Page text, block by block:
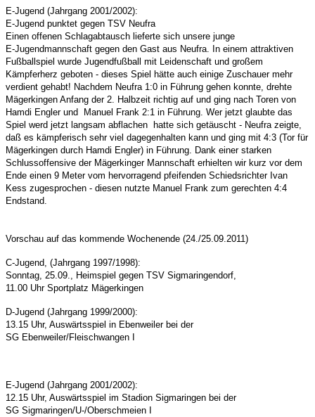
E-Jugend (Jahrgang 2001/2002):
E-Jugend punktet gegen TSV Neufra
Einen offenen Schlagabtausch lieferte sich unsere junge
E-Jugendmannschaft gegen den Gast aus Neufra. In einem attraktiven
Fußballspiel wurde Jugendfußball mit Leidenschaft und großem
Kämpferherz geboten - dieses Spiel hätte auch einige Zuschauer mehr
verdient gehabt! Nachdem Neufra 1:0 in Führung gehen konnte, drehte
Mägerkingen Anfang der 2. Halbzeit richtig auf und ging nach Toren von
Hamdi Engler und Manuel Frank 2:1 in Führung. Wer jetzt glaubte das
Spiel werd jetzt langsam abflachen hatte sich getäuscht - Neufra zeigte,
daß es kämpferisch sehr viel dagegenhalten kann und ging mit 4:3 (Tor für
Mägerkingen durch Hamdi Engler) in Führung. Dank einer starken
Schlussoffensive der Mägerkinger Mannschaft erhielten wir kurz vor dem
Ende einen 9 Meter vom hervorragend pfeifenden Schiedsrichter Ivan
Kess zugesprochen - diesen nutzte Manuel Frank zum gerechten 4:4
Endstand.
Vorschau auf das kommende Wochenende (24./25.09.2011)
C-Jugend, (Jahrgang 1997/1998):
Sonntag, 25.09., Heimspiel gegen TSV Sigmaringendorf,
11.00 Uhr Sportplatz Mägerkingen
D-Jugend (Jahrgang 1999/2000):
13.15 Uhr, Auswärtsspiel in Ebenweiler bei der
SG Ebenweiler/Fleischwangen I
E-Jugend (Jahrgang 2001/2002):
12.15 Uhr, Auswärtsspiel im Stadion Sigmaringen bei der
SG Sigmaringen/U-/Oberschmeien I